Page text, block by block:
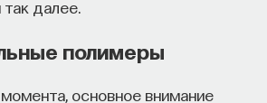
далее.
полимеры
основное внимание
образование или опыт
сфере — это ваш шанс
уровень. Помогите вместе
индустриальную
половые клетки, то дальше
генетическим материалом.
в геном половых клеток